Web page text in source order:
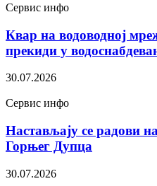
Сервис инфо
Квар на водоводној
прекиди у
30.07.2026
Сервис инфо
Настављају се радови
Горњег Дупца
30.07.2026